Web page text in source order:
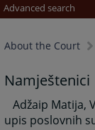
Advanced search
About the Court
Namještenici
Adžaip Matija,
upis poslovnih